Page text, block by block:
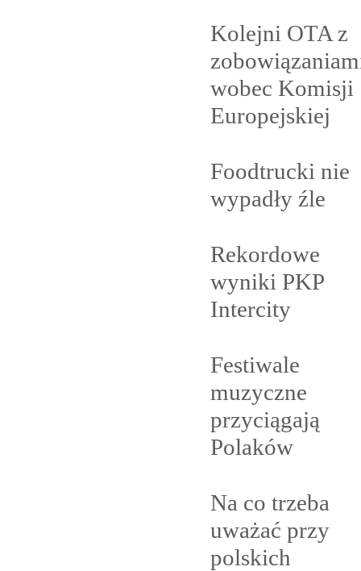
Kolejni OTA z
wobec Komisji
Europejskiej
Foodtrucki nie
wypadły źle
Rekordowe
wyniki PKP
Intercity
Festiwale
muzyczne
przyciągają
Polaków
Na co trzeba
uważać przy
polskich